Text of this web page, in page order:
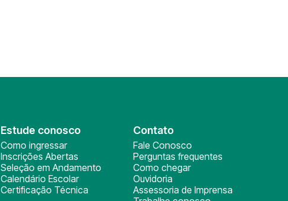
Estude conosco
Como ingressar
Inscrições Abertas
Seleção em Andamento
Calendário Escolar
Certificação Técnica
Contato
Fale Conosco
Perguntas frequentes
Como chegar
Ouvidoria
Assessoria de Imprensa